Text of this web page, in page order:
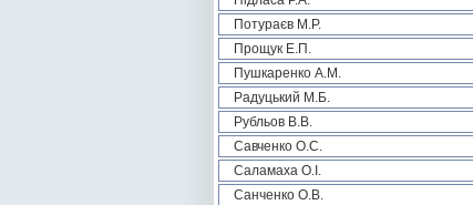
Потураєв М.Р.
Прощук Е.П.
Пушкаренко А.М.
Радуцький М.Б.
Рубльов В.В.
Савченко О.С.
Саламаха О.І.
Санченко О.В.